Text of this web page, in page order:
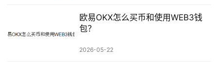
欧易OKX怎么买币和使用WEB3钱
包？
2026-05-22